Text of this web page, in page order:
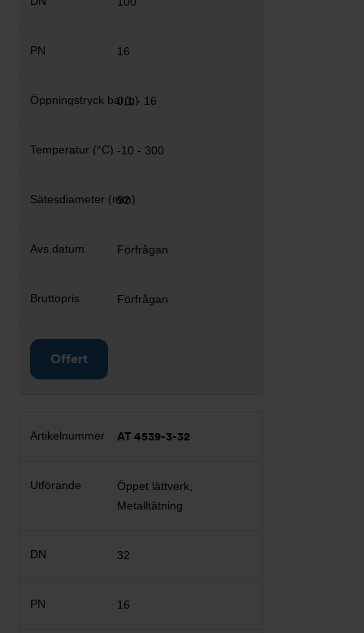
16
0,1 - 16
-10 - 300
92
Förfrågan
Förfrågan
Offert
AT 4539-3-32
Öppet lättverk,
Metalltätning
32
16